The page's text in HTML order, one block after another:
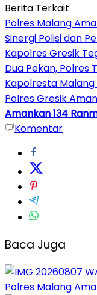
Berita Terkait
Polres Malang
Sinergi Polisi dan
Kapolres Gresik
Dua Pekan, Polres
Kapolresta Malang
Polres Gresik
Amankan 134
Komentar
Baca Juga
Polres Malang